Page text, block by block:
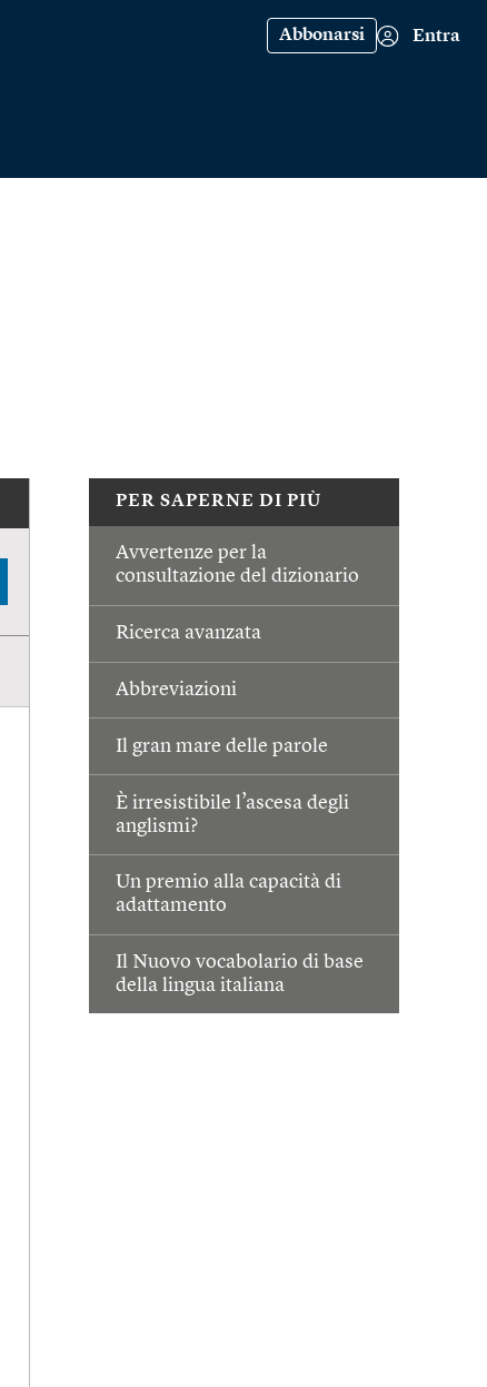
Abbonarsi Entra
PER SAPERNE DI PIÙ
Avvertenze per la
consultazione del dizionario
Ricerca avanzata
Abbreviazioni
Il gran mare delle parole
È irresistibile l’ascesa degli
anglismi?
Un premio alla capacità di
adattamento
Il Nuovo vocabolario di base
della lingua italiana